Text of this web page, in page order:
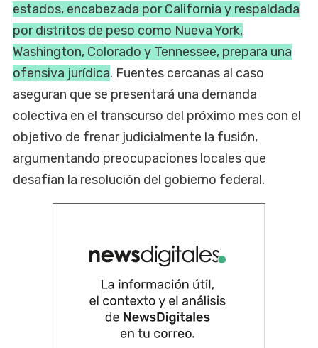
estados, encabezada por California y respaldada
por distritos de peso como Nueva York,
Washington, Colorado y Tennessee, prepara una
ofensiva jurídica. Fuentes cercanas al caso
aseguran que se presentará una demanda
colectiva en el transcurso del próximo mes con el
objetivo de frenar judicialmente la fusión,
argumentando preocupaciones locales que
desafían la resolución del gobierno federal.